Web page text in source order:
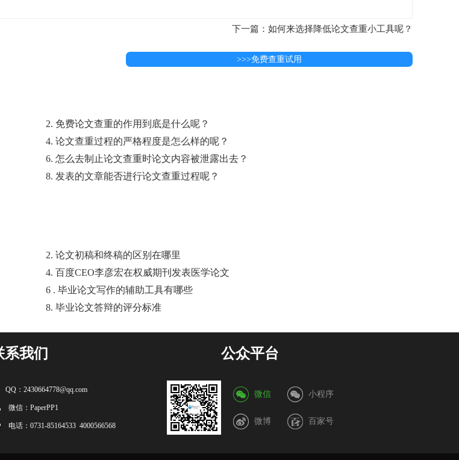
下一篇：如何来选择降低论文查重小工具呢？
>>>免费查重试用
2. 免费论文查重的作用到底是什么呢？
4. 论文查重过程的严格程度是怎么样的呢？
6. 怎么去制止论文查重时论文内容被泄露出去？
8. 发表的文章能否进行论文查重过程呢？
2. 论文初稿和终稿的区别在哪里
4. 百度CEO李彦宏在权威期刊发表医学论文
6 . 毕业论文写作的辅助工具有哪些
8. 毕业论文答辩的评分标准
系我们
QQ：2430664778@qq.com
微信：PaperPP1
电话：0731-85164533 4000566568
公众平台
微信 小程序
微博 百家号